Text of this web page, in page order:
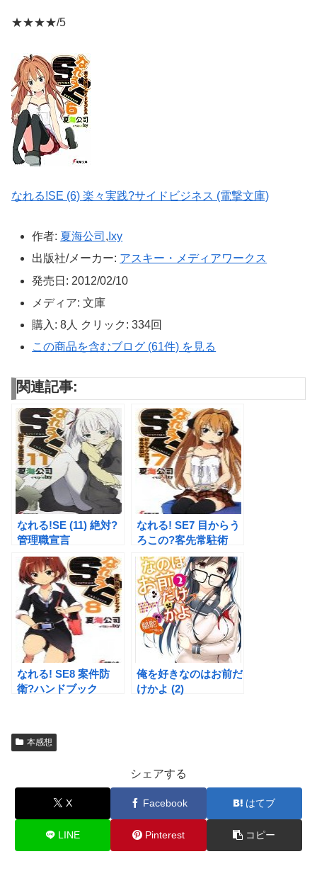
★★★★/5
なれる!SE (6) 楽々実践?サイドビジネス (電撃文庫)
作者: 夏海公司 , Ixy
出版社/メーカー: アスキー・メディアワークス
発売日: 2012/02/10
メディア: 文庫
購入 : 8人 クリック : 334回
この商品を含むブログ (61件) を見る
関連記事:
なれる!SE (11) 絶対?
管理職宣言
なれる! SE7 目からう
ろこの?客先常駐術
なれる! SE8 案件防
衛?ハンドブック
俺を好きなのはお前だ
けかよ (2)
本感想
シェアする
X Facebook はてブ
LINE Pinterest コピー